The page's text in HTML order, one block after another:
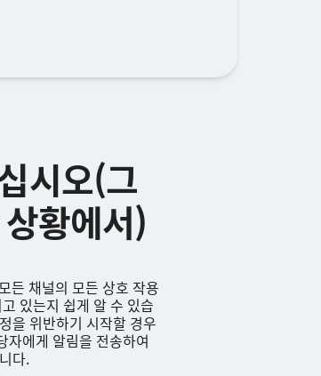
시오(그
황에서)
든 채널의 모든 상호 작용
있는지 쉽게 알 수 있습
을 위반하기 시작할 경우
자에게 알림을 전송하여
다.